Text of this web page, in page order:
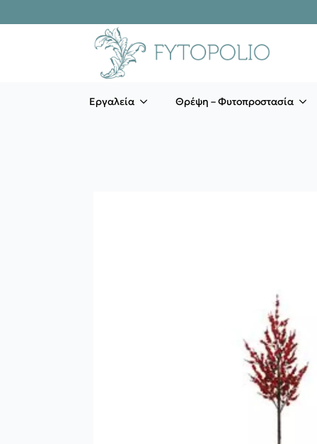
Εργαλεία Θρέψη – Φυτοπροστασία